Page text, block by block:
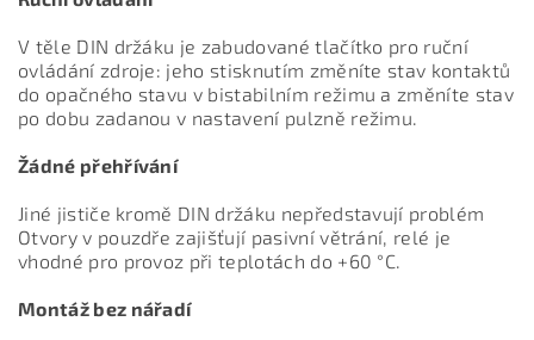
V těle DIN držáku je zabudované tlačítko pro ruční
ovládání zdroje: jeho stisknutím změníte stav kontaktů
do opačného stavu v bistabilním režimu a změníte stav
po dobu zadanou v nastavení pulzně režimu.
Žádné přehřívání
Jiné jističe kromě DIN držáku nepředstavují problém
Otvory v pouzdře zajišťují pasivní větrání, relé je
vhodné pro provoz při teplotách do +60 °C.
Montáž bez nářadí